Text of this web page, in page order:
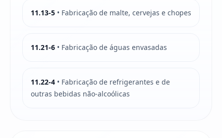
11.13-5 • Fabricação de malte, cervejas e chopes
11.21-6 • Fabricação de águas envasadas
11.22-4 • Fabricação de refrigerantes e de
outras bebidas não-alcoólicas